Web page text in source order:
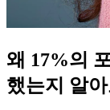
왜 17%의
했는지 알